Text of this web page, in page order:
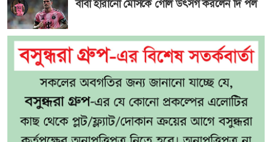
বাবা হারানো মেসিকে গোল উৎসর্গ করলেন দি পল